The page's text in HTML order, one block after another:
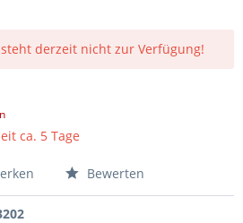
derzeit nicht zur Verfügung!
ca. 5 Tage
Bewerten